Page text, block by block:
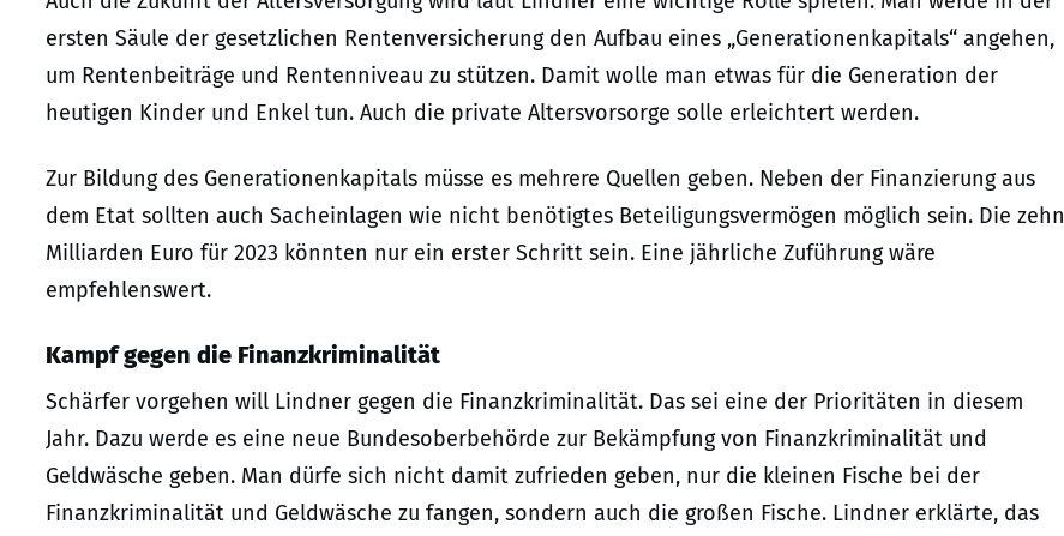
ersten Säule der gesetzlichen Rentenversicherung den Aufbau eines „Generationenkapitals“ angehen,
um Rentenbeiträge und Rentenniveau zu stützen. Damit wolle man etwas für die Generation der
heutigen Kinder und Enkel tun. Auch die private Altersvorsorge solle erleichtert werden.
Zur Bildung des Generationenkapitals müsse es mehrere Quellen geben. Neben der Finanzierung aus
dem Etat sollten auch Sacheinlagen wie nicht benötigtes Beteiligungsvermögen möglich sein. Die zehn
Milliarden Euro für 2023 könnten nur ein erster Schritt sein. Eine jährliche Zuführung wäre
empfehlenswert.
Kampf gegen die Finanzkriminalität
Schärfer vorgehen will Lindner gegen die Finanzkriminalität. Das sei eine der Prioritäten in diesem
Jahr. Dazu werde es eine neue Bundesoberbehörde zur Bekämpfung von Finanzkriminalität und
Geldwäsche geben. Man dürfe sich nicht damit zufrieden geben, nur die kleinen Fische bei der
Finanzkriminalität und Geldwäsche zu fangen, sondern auch die großen Fische. Lindner erklärte, das